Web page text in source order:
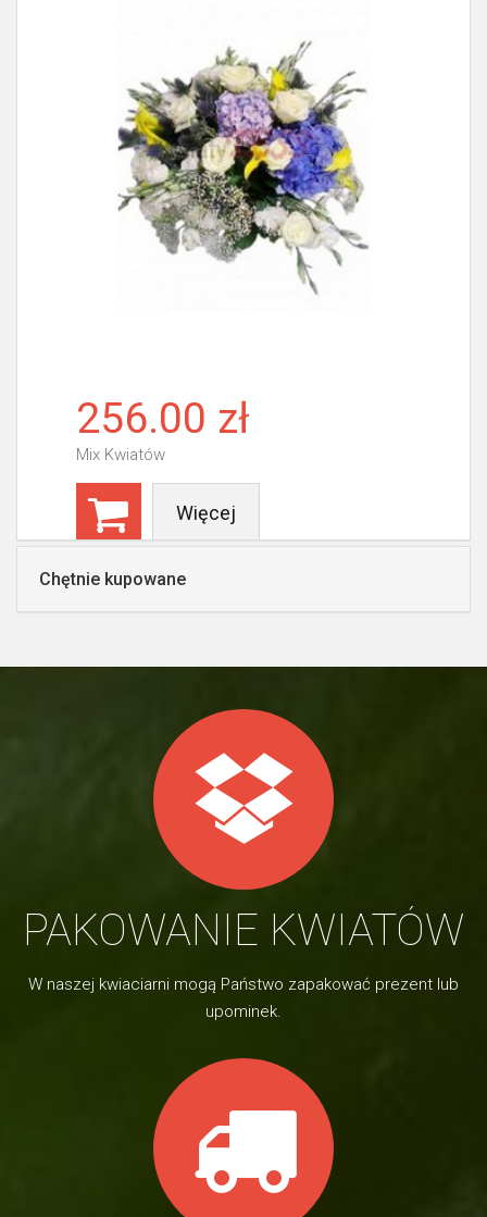
256.00 zł
Mix Kwiatów
Więcej
Chętnie kupowane
PAKOWANIE KWIATÓW
W naszej kwiaciarni mogą Państwo zapakować prezent lub
upominek.